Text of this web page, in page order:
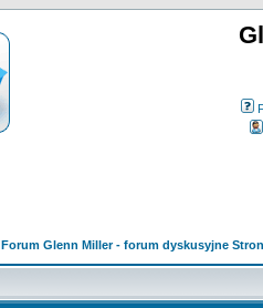
Forum Glenn Miller - forum dyskusyjne